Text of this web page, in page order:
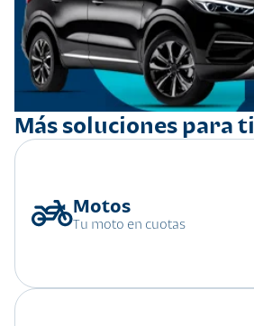
Más soluciones para ti
Tu moto en cuotas